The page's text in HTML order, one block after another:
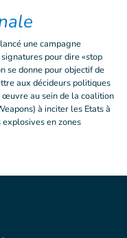
une campagne
pour dire «stop
se donne pour objectif de
aux décideurs politiques
au sein de la coalition
à inciter les Etats à
explosives en zones